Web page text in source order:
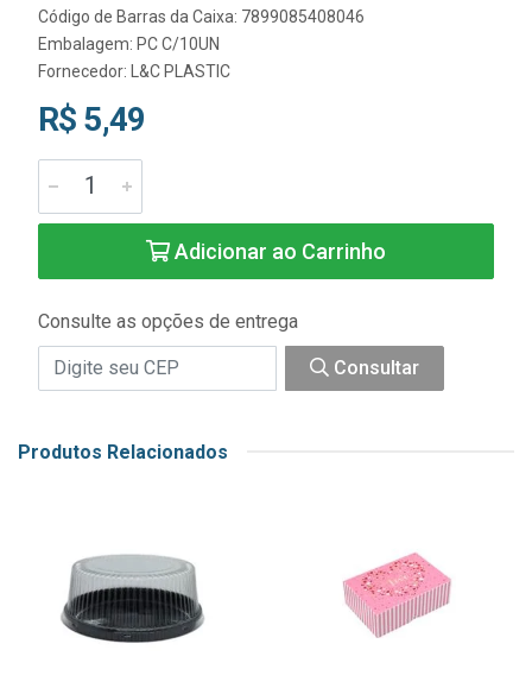
Código de Barras da Caixa: 7899085408046
Embalagem: PC C/10UN
Fornecedor:
L&C PLASTIC
R$ 5,49
Adicionar ao Carrinho
Consulte as opções de entrega
Consultar
Produtos Relacionados